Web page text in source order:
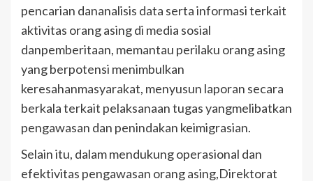
pencarian dananalisis data serta informasi terkait
aktivitas orang asing di media sosial
danpemberitaan, memantau perilaku orang asing
yang berpotensi menimbulkan
keresahanmasyarakat, menyusun laporan secara
berkala terkait pelaksanaan tugas yangmelibatkan
pengawasan dan penindakan keimigrasian.
Selain itu, dalam mendukung operasional dan
efektivitas pengawasan orang asing,Direktorat